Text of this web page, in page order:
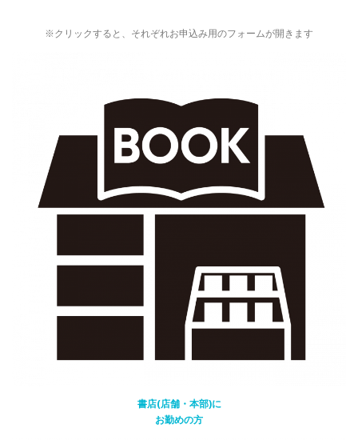
※クリックすると、それぞれお申込み用のフォームが開きます
書店(店舗・本部)に
お勤めの方